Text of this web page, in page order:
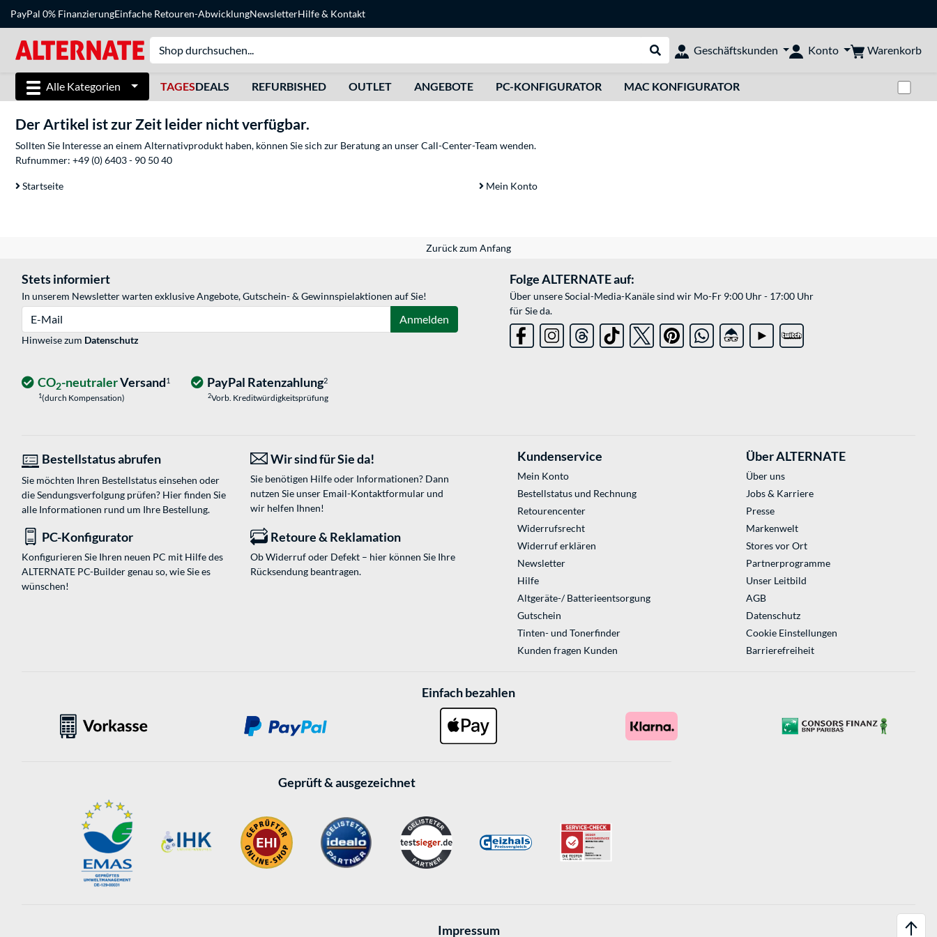
PayPal 0% FinanzierungEinfache Retouren-AbwicklungNewsletterHilfe& Kontakt
Suche durchführen
Geschäftskunden Konto Warenkorb
Alle Kategorien TAGESDEALS REFURBISHED OUTLET ANGEBOTE PC-KONFIGURATOR MAC KONFIGURATOR
Der Artikel ist zur Zeit leider nicht verfügbar.
Sollten Sie Interesse an einem Alternativprodukt haben, können Sie sich zur Beratung an unser Call-Center-Team wenden.
Rufnummer: +49 (0) 6403 - 90 50 40
Startseite Mein Konto
Zurück zum Anfang
Stets informiert
In unserem Newsletter warten exklusive Angebote, Gutschein- & Gewinnspielaktionen auf Sie!
Anmelden
Hinweise zum Datenschutz
Folge ALTERNATE auf:
Über unsere Social-Media-Kanäle sind wir Mo-Fr 9:00 Uhr - 17:00 Uhr
für Sie da.
CO2-neutralerVersand1
1(durch Kompensation)
PayPal Ratenzahlung2
2Vorb. Kreditwürdigkeitsprüfung
Bestellstatus abrufen
Sie möchten Ihren Bestellstatus einsehen oder
die Sendungsverfolgung prüfen? Hier finden Sie
alle Informationen rund um Ihre Bestellung.
Wir sind für Sie da!
Sie benötigen Hilfe oder Informationen? Dann
nutzen Sie unser Email-Kontaktformularund
wir helfen Ihnen!
PC-Konfigurator
Konfigurieren Sie Ihren neuen PC mit Hilfe des
ALTERNATE PC-Builder genau so, wie Sie es
wünschen!
Retoure & Reklamation
Ob Widerruf oder Defekt – hier können Sie Ihre
Rücksendung beantragen.
Kundenservice
Mein Konto
Bestellstatus und Rechnung
Retourencenter
Widerrufsrecht
Widerruf erklären
Newsletter
Hilfe
Altgeräte-/ Batterieentsorgung
Gutschein
Tinten- und Tonerfinder
Kunden fragen Kunden
Über ALTERNATE
Über uns
Jobs & Karriere
Presse
Markenwelt
Stores vor Ort
Partnerprogramme
Unser Leitbild
AGB
Datenschutz
Cookie Einstellungen
Barrierefreiheit
Einfach bezahlen
Geprüft & ausgezeichnet
Impressum